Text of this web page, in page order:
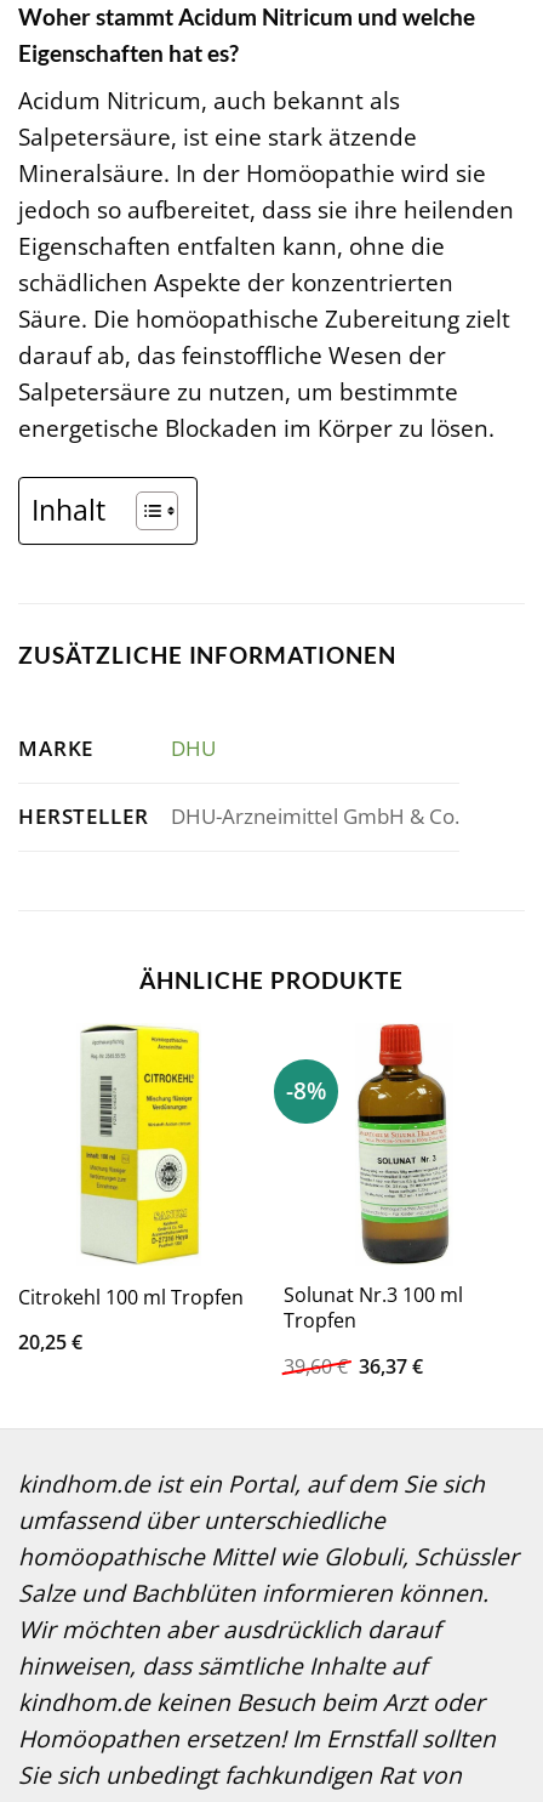
Woher stammt Acidum Nitricum und welche
Eigenschaften hat es?
Acidum Nitricum, auch bekannt als
Salpetersäure, ist eine stark ätzende
Mineralsäure. In der Homöopathie wird sie
jedoch so aufbereitet, dass sie ihre heilenden
Eigenschaften entfalten kann, ohne die
schädlichen Aspekte der konzentrierten
Säure. Die homöopathische Zubereitung zielt
darauf ab, das feinstoffliche Wesen der
Salpetersäure zu nutzen, um bestimmte
energetische Blockaden im Körper zu lösen.
Inhalt
ZUSÄTZLICHE INFORMATIONEN
MARKE DHU
HERSTELLER DHU-Arzneimittel GmbH & Co.
ÄHNLICHE PRODUKTE
Citrokehl 100 ml Tropfen
20,25€
-8%
Solunat Nr.3 100 ml
Tropfen
39,60€ Ursprünglicher
Preis
39,60 €
36,37€Aktueller
36,37 €.
kindhom.de ist ein Portal, auf dem Sie sich
umfassend über unterschiedliche
homöopathische Mittel wie Globuli, Schüssler
Salze und Bachblüten informieren können.
Wir möchten aber ausdrücklich darauf
hinweisen, dass sämtliche Inhalte auf
kindhom.de keinen Besuch beim Arzt oder
Homöopathen ersetzen! Im Ernstfall sollten
Sie sich unbedingt fachkundigen Rat von